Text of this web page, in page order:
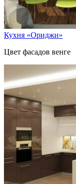
Кухня «Ориджи»
Цвет фасадов венге